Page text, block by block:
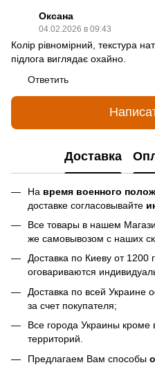
Оксана
04.02.2026 в 09:43
Колір рівномірний, текстура
підлога виглядає охайно.
Ответить
Доставка
На время военного
доставке согласовывайте
Все товары в нашем
же самовывозом с наших
Доставка по Киеву от 1200
оговариваются
Доставка по всей Украине
за счет покупателя;
Все города Украины кроме
территорий.
Предлагаем Вам способы